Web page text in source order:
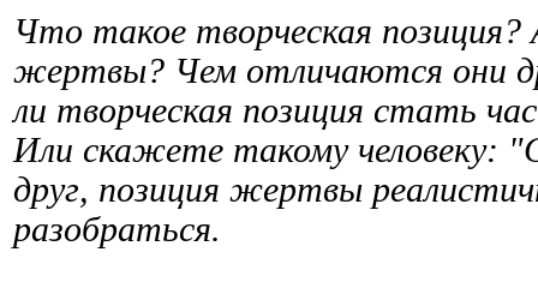
Что такое творческая
жертвы? Чем отличаются они
ли творческая позиция стать
Или скажете такому человеку:
друг, позиция жертвы
разобраться.